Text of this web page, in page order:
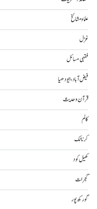
علما و مشائخ
غزل
فقہی مسائل
فیض آباد، ایودھیا
قرآن و حدیث
کالم
کرناٹک
کھیل کود
گجرات
گورکھ پور